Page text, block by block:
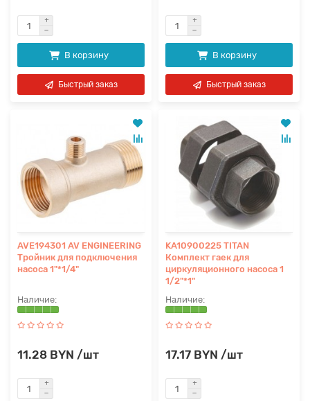
В корзину
Быстрый заказ
В корзину
Быстрый заказ
AVE194301 AV ENGINEERING
Тройник для подключения
насоса 1"*1/4"
11.28 BYN /шт
KA10900225 TITAN
Комплект гаек для
циркуляционного насоса 1
1/2"*1"
17.17 BYN /шт